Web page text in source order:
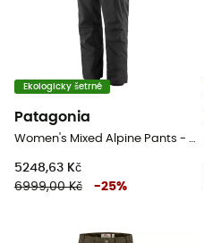
Ekologicky šetrné
Patagonia
Women's Mixed Alpine Pants - Dámské horolezecké kalhoty
5248,63 Kč
6999,00 Kč
-25%